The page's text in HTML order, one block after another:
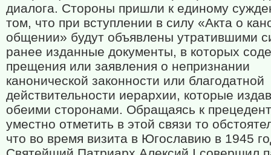
диалога. Стороны пришли к единому
том, что при вступлении в силу «Акта о
общении» будут объявлены утратившими
ранее изданные документы, в которых
прещения или заявления о непризнании
канонической законности или благодатной
действительности иерархии, которые
обеими сторонами. Обращаясь к
уместно отметить в этой связи то
что во время визита в Югославию в 1945